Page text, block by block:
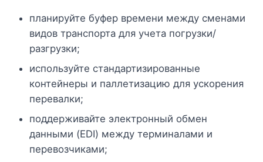
планируйте буфер времени между сменами
видов транспорта для учета погрузки/
разгрузки;
используйте стандартизированные
контейнеры и паллетизацию для ускорения
перевалки;
поддерживайте электронный обмен
данными (EDI) между терминалами и
перевозчиками;